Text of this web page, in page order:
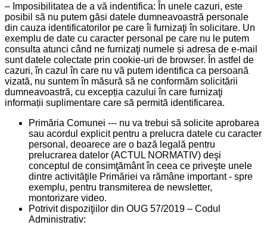
– Imposibilitatea de a vă indentifica: În unele cazuri, este
posibil să nu putem găsi datele dumneavoastră personale
din cauza identificatorilor pe care îi furnizaţi în solicitare. Un
exemplu de date cu caracter personal pe care nu le putem
consulta atunci când ne furnizaţi numele și adresa de e-mail
sunt datele colectate prin cookie-uri de browser. În astfel de
cazuri, în cazul în care nu vă putem identifica ca persoană
vizată, nu suntem în măsură să ne conformăm solicitării
dumneavoastră, cu excepția cazului în care furnizaţi
informații suplimentare care să permită identificarea.
Primăria Comunei --- nu va trebui să solicite aprobarea
sau acordul explicit pentru a prelucra datele cu caracter
personal, deoarece are o bază legală pentru
prelucrarea datelor (ACTUL NORMATIV) deşi
conceptul de consimţământ în ceea ce priveşte unele
dintre activităţile Primăriei va rămâne important - spre
exemplu, pentru transmiterea de newsletter,
montorizare video.
Potrivit dispoziţiilor din OUG 57/2019 – Codul
Administrativ: